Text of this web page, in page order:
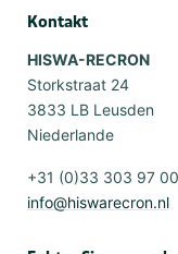
Kontakt
HISWA-RECRON
Storkstraat 24
3833 LB Leusden
Niederlande
+31 (0)33 303 97 00
info@hiswarecron.nl